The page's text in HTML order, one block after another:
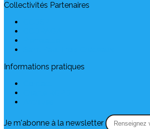
Collectivités Partenaires
Informations pratiques
Je m'abonne à la newsletter